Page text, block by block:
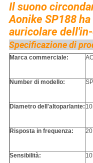
Il suono
Aonike SP188
auricolare
Specificazione di
Marca commerciale:
Number di modello:
Diametro dell'altoparlante:
Risposta in frequenza:
Sensibilità: